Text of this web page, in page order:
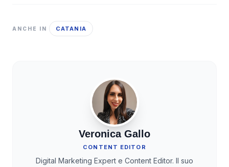
ANCHE IN CATANIA
Veronica Gallo
CONTENT EDITOR
Digital Marketing Expert e Content Editor. Il suo